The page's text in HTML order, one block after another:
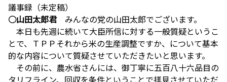
議事録（未定稿）
○山田太郎君みんなの党の山田太郎でございます。
本日も先週に続いて大臣所信に対する一般質疑というこ
とで、ＴＰＰそれから米の生産調整ですか、について基本
的な内容について質疑させていただきたいと思います。
その前に、農水省さんには、御丁寧に五百八十六品目の
タリフライン、回収を条件ということで拝見させていただ